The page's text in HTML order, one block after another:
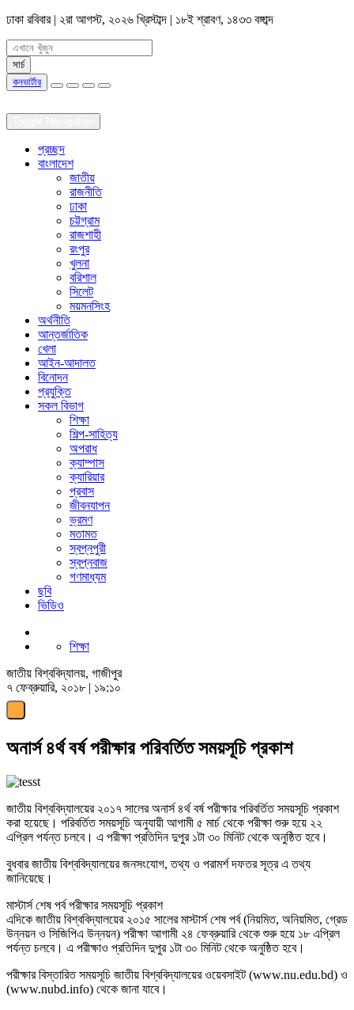
ঢাকা রবিবার | ২রা আগস্ট, ২০২৬ খ্রিস্টাব্দ | ১৮ই শ্রাবণ, ১৪৩৩ বঙ্গাব্দ
কনভার্টার
প্রচ্ছদ
বাংলাদেশ
জাতীয়
রাজনীতি
ঢাকা
চট্টগ্রাম
রাজশাহী
রংপুর
খুলনা
বরিশাল
সিলেট
ময়মনসিংহ
অর্থনীতি
আন্তর্জাতিক
খেলা
আইন-আদালত
বিনোদন
প্রযুক্তি
সকল বিভাগ
শিক্ষা
শিল্প-সাহিত্য
অপরাধ
ক্যাম্পাস
ক্যারিয়ার
প্রবাস
জীবনযাপন
ভ্রমণ
মতামত
স্বপ্নপুরী
স্বপ্নবাজ
গণমাধ্যম
ছবি
ভিডিও
শিক্ষা
জাতীয় বিশ্ববিদ্যালয়, গাজীপুর
৭ ফেব্রুয়ারি, ২০১৮ | ১৯:১০
অনার্স ৪র্থ বর্ষ পরীক্ষার পরিবর্তিত সময়সূচি প্রকাশ
জাতীয় বিশ্ববিদ্যালয়ের ২০১৭ সালের অনার্স ৪র্থ বর্ষ পরীক্ষার পরিবর্তিত সময়সূচি প্রকাশ
করা হয়েছে। পরিবর্তিত সময়সূচি অনুযায়ী আগামী ৫ মার্চ থেকে পরীক্ষা শুরু হয়ে ২২
এপ্রিল পর্যন্ত চলবে। এ পরীক্ষা প্রতিদিন দুপুর ১টা ৩০ মিনিট থেকে অনুষ্ঠিত হবে।
বুধবার জাতীয় বিশ্ববিদ্যালয়ের জনসংযোগ, তথ্য ও পরামর্শ দফতর সূত্র এ তথ্য
জানিয়েছে।
মাস্টার্স শেষ পর্ব পরীক্ষার সময়সূচি প্রকাশ
এদিকে জাতীয় বিশ্ববিদ্যালয়ের ২০১৫ সালের মাস্টার্স শেষ পর্ব (নিয়মিত, অনিয়মিত, গ্রেড
উন্নয়ন ও সিজিপিএ উন্নয়ন) পরীক্ষা আগামী ২৪ ফেব্রুয়ারি থেকে শুরু হয়ে ১৮ এপ্রিল
পর্যন্ত চলবে। এ পরীক্ষাও প্রতিদিন দুপুর ১টা ৩০ মিনিট থেকে অনুষ্ঠিত হবে।
পরীক্ষার বিস্তারিত সময়সূচি জাতীয় বিশ্ববিদ্যালয়ের ওয়েবসাইট (www.nu.edu.bd) ও
(www.nubd.info) থেকে জানা যাবে।